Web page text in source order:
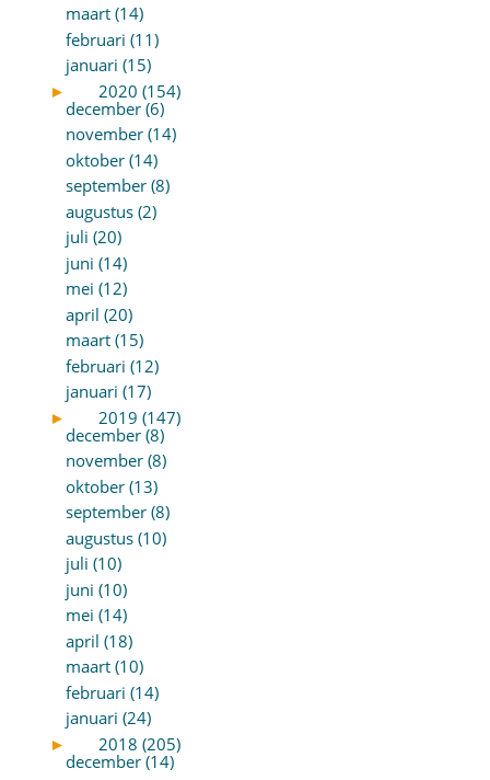
maart (14)
februari (11)
januari (15)
►
2020 (154)
december (6)
november (14)
oktober (14)
september (8)
augustus (2)
juli (20)
juni (14)
mei (12)
april (20)
maart (15)
februari (12)
januari (17)
►
2019 (147)
december (8)
november (8)
oktober (13)
september (8)
augustus (10)
juli (10)
juni (10)
mei (14)
april (18)
maart (10)
februari (14)
januari (24)
►
2018 (205)
december (14)